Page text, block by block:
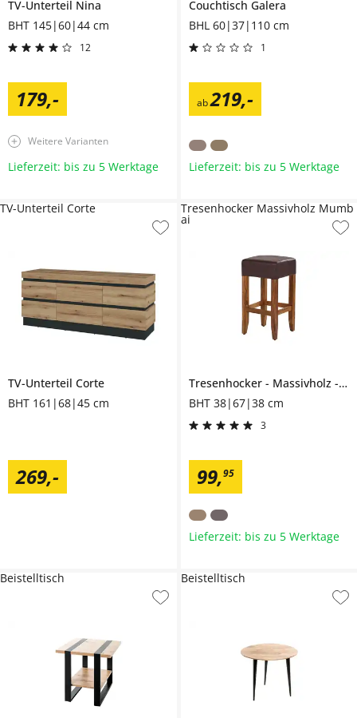
TV-Unterteil Nina
BHT 145|60|44 cm
12
179,-
Weitere Varianten
Lieferzeit: bis zu 5 Werktage
Couchtisch Galera
BHL 60|37|110 cm
1
ab219,-
Lieferzeit: bis zu 5 Werktage
TV-Unterteil Corte
BHT 161|68|45 cm
269,-
TV-Unterteil Corte
Tresenhocker Massivholz
BHT 38|67|38 cm
3
99,95
Tresenhocker Massivholz Mumb
ai
Lieferzeit: bis zu 5 Werktage
Beistelltisch Beistelltisch